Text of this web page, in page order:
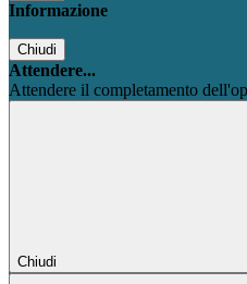
Informazione
Chiudi
Attendere...
Attendere il completamento
Chiudi